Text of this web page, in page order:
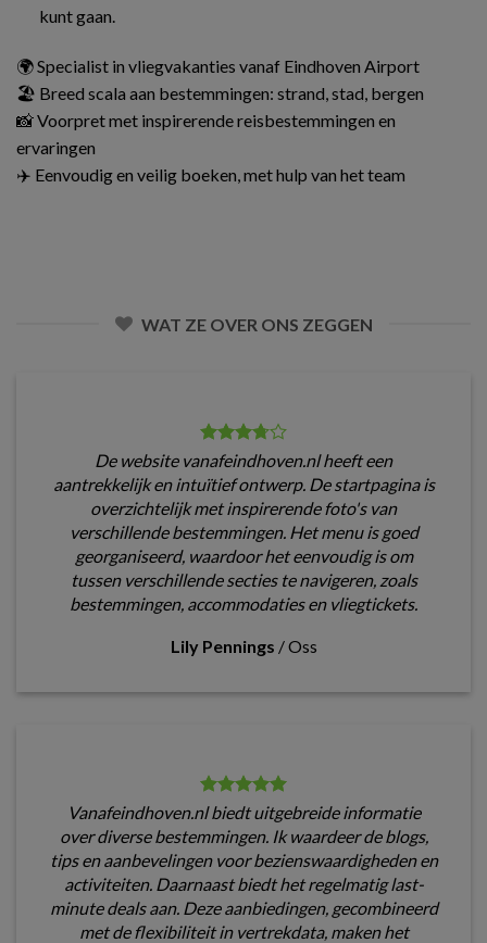
kunt gaan.
🌍 Specialist in vliegvakanties vanaf Eindhoven Airport
🏖️ Breed scala aan bestemmingen: strand, stad, bergen
📸 Voorpret met inspirerende reisbestemmingen en
ervaringen
✈️ Eenvoudig en veilig boeken, met hulp van het team
WAT ZE OVER ONS ZEGGEN
De website vanafeindhoven.nl heeft een
aantrekkelijk en intuïtief ontwerp. De startpagina is
overzichtelijk met inspirerende foto's van
verschillende bestemmingen. Het menu is goed
georganiseerd, waardoor het eenvoudig is om
tussen verschillende secties te navigeren, zoals
bestemmingen, accommodaties en vliegtickets.
Lily Pennings /Oss
Vanafeindhoven.nl biedt uitgebreide informatie
over diverse bestemmingen. Ik waardeer de blogs,
tips en aanbevelingen voor bezienswaardigheden en
activiteiten. Daarnaast biedt het regelmatig last-
minute deals aan. Deze aanbiedingen, gecombineerd
met de flexibiliteit in vertrekdata, maken het